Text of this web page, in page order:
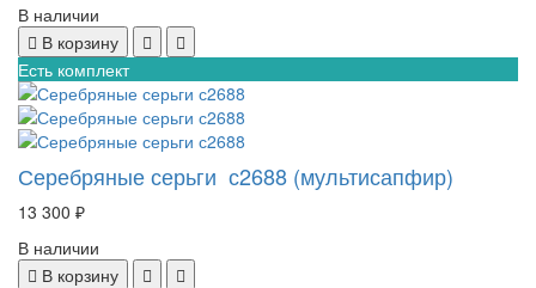
В наличии
В корзину
Есть комплект
Серебряные серьги с2688 (мультисапфир)
13 300 ₽
В наличии
В корзину